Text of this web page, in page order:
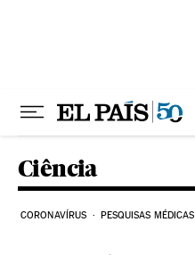
Ciência
CORONAVÍRUS PESQUISAS MÉDICAS